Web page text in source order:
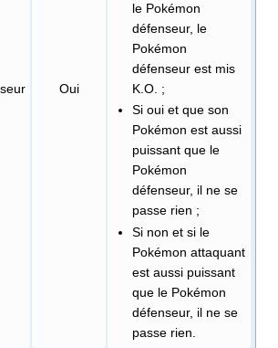
Oui
le Pokémon
défenseur, le
Pokémon
défenseur est mis
K.O. ;
Si oui et que son
Pokémon est aussi
puissant que le
Pokémon
défenseur, il ne se
passe rien ;
Si non et si le
Pokémon attaquant
est aussi puissant
que le Pokémon
défenseur, il ne se
passe rien.